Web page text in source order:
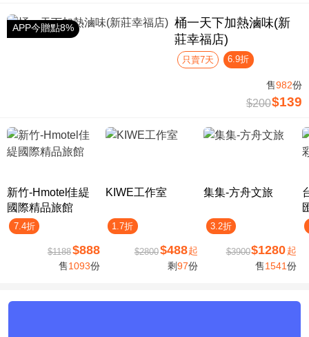
APP今贈點8%
桶一天下加熱滷味(新
莊幸福店)
只賣7天 6.9折
售982份
$200$139
新竹-Hmotel佳緹
國際精品旅館
7.4折
$1188$888
售1093份
KIWE工作室
1.7折
$2800$488起
剩97份
集集-方舟文旅
3.2折
$3900$1280 起
售1541份